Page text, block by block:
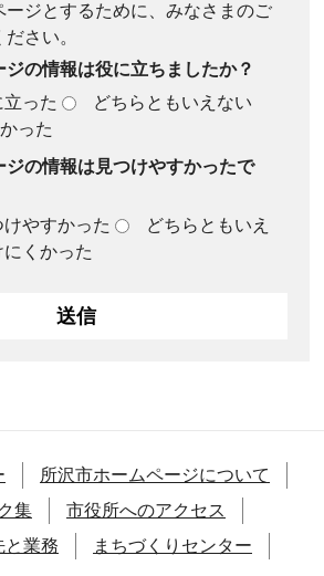
ージとするために、みなさまのご
さい。
ジの情報は役に立ちましたか？
立った
どちらともいえない
った
ジの情報は見つけやすかったで
けやすかった
どちらともいえ
にくかった
所沢市ホームページについて
集
市役所へのアクセス
と業務
まちづくりセンター